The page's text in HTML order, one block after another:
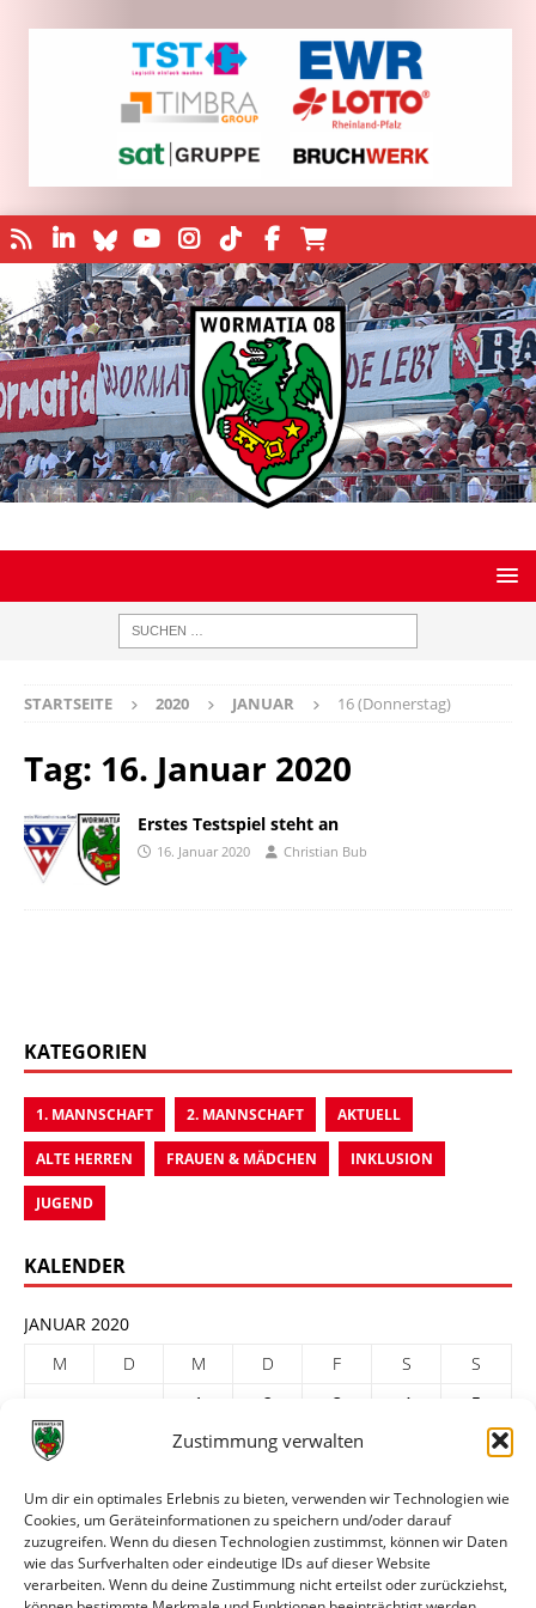
Zustimmung verwalten
Um dir ein optimales Erlebnis zu bieten, verwenden wir Technologien wie
Cookies, um Geräteinformationen zu speichern und/oder darauf
zuzugreifen. Wenn du diesen Technologien zustimmst, können wir Daten
wie das Surfverhalten oder eindeutige IDs auf dieser Website
verarbeiten. Wenn du deine Zustimmung nicht erteilst oder zurückziehst,
STARTSEITE 2020 JANUAR 16 (Donnerstag)
Tag: 16. Januar 2020
Erstes Testspiel steht an
16. Januar 2020 Christian Bub
KATEGORIEN
1. MANNSCHAFT 2. MANNSCHAFT AKTUELL
ALTE HERREN FRAUEN & MÄDCHEN INKLUSION
JUGEND
KALENDER
JANUAR 2020
M
D M D F S
S
1
2 3 4
5
6
8 9 10
20
21 22 23 24 25
27
28 29 30
31
« Dez.
Feb. »